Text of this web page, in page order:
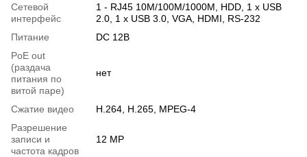
Сетевой
интерфейс
1 - RJ45 10M/100M/1000M, HDD, 1 x USB
2.0, 1 x USB 3.0, VGA, HDMI, RS-232
Питание
DC 12В
PoE out
(раздача
питания по
витой паре)
нет
Сжатие видео
H.264, H.265, MPEG-4
Разрешение
записи и
частота кадров
12 MP